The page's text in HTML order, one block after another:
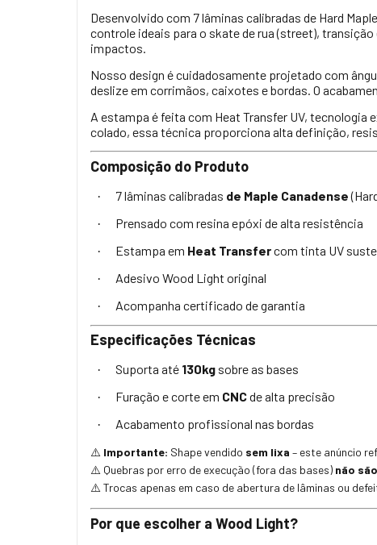
Desenvolvido com 7 lâminas calibradas de Hard
controle ideais para o skate de rua (street),
impactos.
Nosso design é cuidadosamente projetado com
deslize em corrimãos, caixotes e bordas. O
A estampa é feita com Heat Transfer UV,
colado, essa técnica proporciona alta definição,
Composição do Produto
· 7 lâminas calibradas de Maple Canadense
· Prensado com resina epóxi de alta resistência
· Estampa em Heat Transfercom tinta UV
· Adesivo Wood Light original
· Acompanha certificado de garantia
Especificações Técnicas
· Suporta até 130kg sobre as bases
· Furação e corte em CNCde alta precisão
· Acabamento profissional nas bordas
⚠️ Importante: Shape vendido sem lixa – este anúncio
⚠️ Quebras por erro de execução (fora das bases) não
⚠️ Trocas apenas em caso de abertura de lâminas ou
Por que escolher a Wood Light?